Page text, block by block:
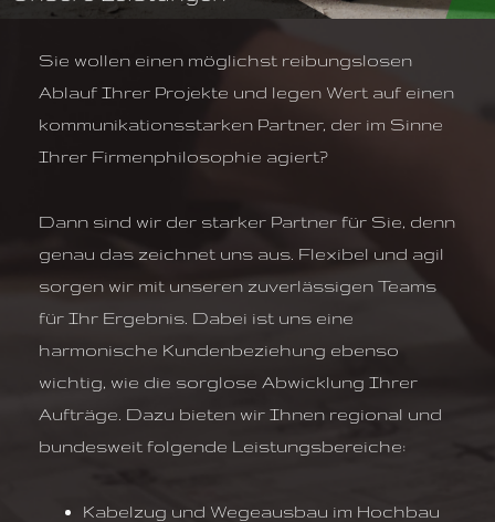
Sie wollen einen möglichst reibungslosen
Ablauf Ihrer Projekte und legen Wert auf einen
kommunikationsstarken Partner, der im Sinne
Ihrer Firmenphilosophie agiert?
Dann sind wir der starker Partner für Sie, denn
genau das zeichnet uns aus. Flexibel und agil
sorgen wir mit unseren zuverlässigen Teams
für Ihr Ergebnis. Dabei ist uns eine
harmonische Kundenbeziehung ebenso
wichtig, wie die sorglose Abwicklung Ihrer
Aufträge. Dazu bieten wir Ihnen regional und
bundesweit folgende Leistungsbereiche:
Kabelzug und Wegeausbau im Hochbau